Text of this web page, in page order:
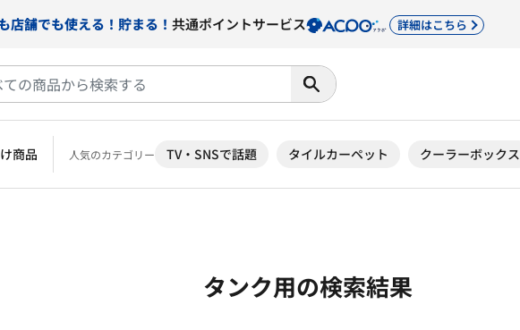
店舗でも使える！貯まる！ 共通ポイントサービス 詳細はこちら
商品 人気のカテゴリー TV・SNSで話題 タイルカーペット クーラーボックス
タンク用の検索結果